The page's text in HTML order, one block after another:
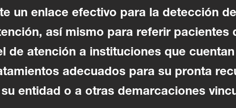
un enlace efectivo para la detección
así mismo para referir pacientes
de atención a instituciones que
adecuados para su pronta
entidad o a otras demarcaciones